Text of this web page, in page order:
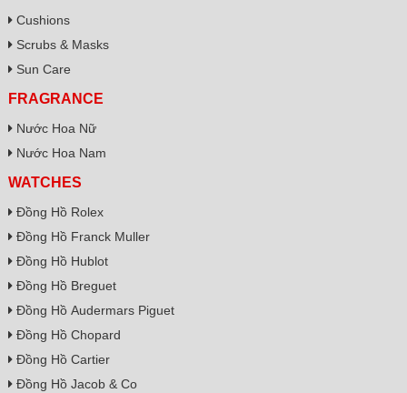
Cushions
Scrubs & Masks
Sun Care
FRAGRANCE
Nước Hoa Nữ
Nước Hoa Nam
WATCHES
Đồng Hồ Rolex
Đồng Hồ Franck Muller
Đồng Hồ Hublot
Đồng Hồ Breguet
Đồng Hồ Audermars Piguet
Đồng Hồ Chopard
Đồng Hồ Cartier
Đồng Hồ Jacob & Co